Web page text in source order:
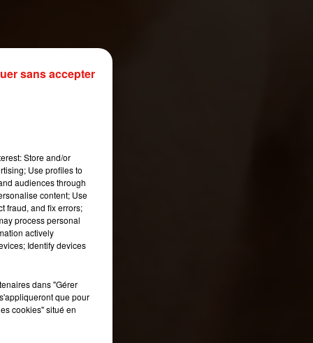
Store and/or
Use profiles to
audiences through
content; Use
fraud, and fix errors;
process personal
actively
Identify devices
dans "Gérer
que pour
cookies" situé en
sans accepter